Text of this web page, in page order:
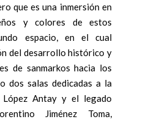
que es una inmersión en
y colores de estos
espacio, en el cual
del desarrollo histórico y
de sanmarkos hacia los
dos salas dedicadas a la
López Antay y el legado
Jiménez Toma,